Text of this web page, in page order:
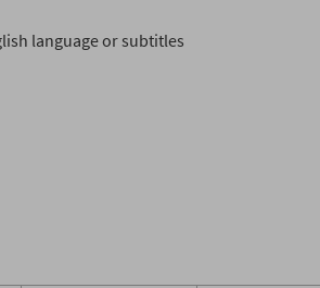
language or subtitles